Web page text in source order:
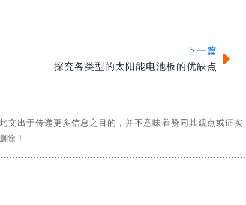
下一篇
探究各类型的太阳能电池板的优缺点
文出于传递更多信息之目的，并不意味着赞同其观点或证实
除！